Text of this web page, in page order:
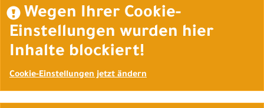
Wegen Ihrer Cookie-
Einstellungen wurden hier
Inhalte blockiert!
Cookie-Einstellungen jetzt ändern